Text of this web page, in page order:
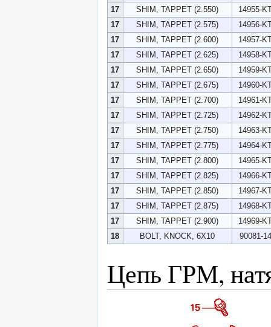
17
SHIM, TAPPET (2.550)
14955-
17
SHIM, TAPPET (2.575)
14956-
17
SHIM, TAPPET (2.600)
14957-
17
SHIM, TAPPET (2.625)
14958-
17
SHIM, TAPPET (2.650)
14959-
17
SHIM, TAPPET (2.675)
14960-
17
SHIM, TAPPET (2.700)
14961-
17
SHIM, TAPPET (2.725)
14962-
17
SHIM, TAPPET (2.750)
14963-
17
SHIM, TAPPET (2.775)
14964-
17
SHIM, TAPPET (2.800)
14965-
17
SHIM, TAPPET (2.825)
14966-
17
SHIM, TAPPET (2.850)
14967-
17
SHIM, TAPPET (2.875)
14968-
17
SHIM, TAPPET (2.900)
14969-
18
BOLT, KNOCK, 6X10 90081-
Цепь ГРМ,